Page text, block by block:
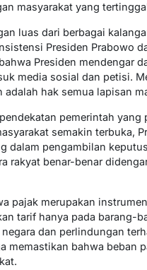
masyarakat yang
luas dari berbagai
Presiden Prabowo
Presiden mendengar
media sosial dan petisi.
hak semua lapisan
pemerintah yang
semakin terbuka,
dalam pengambilan
rakyat benar-benar
pajak merupakan
tarif hanya pada barang-
dan perlindungan
memastikan bahwa beban